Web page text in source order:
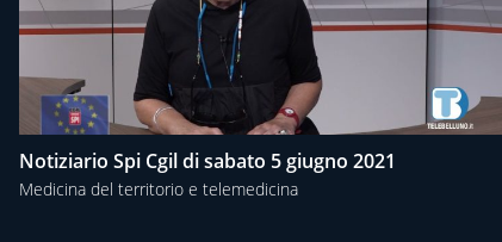
Notiziario Spi Cgil di sabato 5 giugno 2021
Medicina del territorio e telemedicina